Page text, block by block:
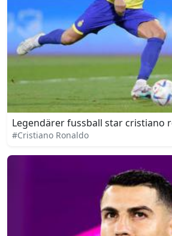
Legendärer fussball star cristiano
#Cristiano Ronaldo